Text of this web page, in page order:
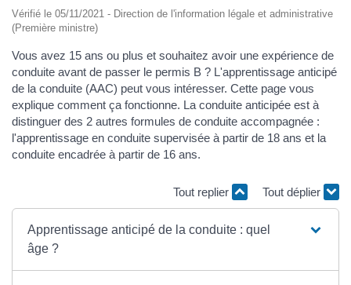
Vérifié le 05/11/2021 - Direction de l'information légale et administrative
(Première ministre)
Vous avez 15 ans ou plus et souhaitez avoir une expérience de
conduite avant de passer le permis B ? L'apprentissage anticipé
de la conduite (AAC) peut vous intéresser. Cette page vous
explique comment ça fonctionne. La conduite anticipée est à
distinguer des 2 autres formules de conduite accompagnée :
l'apprentissage en conduite supervisée à partir de 18 ans et la
conduite encadrée à partir de 16 ans.
Tout replier Tout déplier
Apprentissage anticipé de la conduite : quel
âge ?